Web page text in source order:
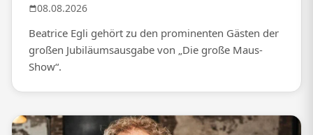
08.08.2026
Beatrice Egli gehört zu den prominenten Gästen der
großen Jubiläumsausgabe von „Die große Maus-
Show“.